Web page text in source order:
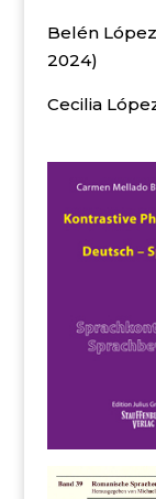
Belén
2024)
Cecilia